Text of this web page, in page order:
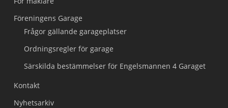
Föreningens Garage
Frågor gällande garageplatser
Ordningsregler för garage
Särskilda bestämmelser för Engelsmannen 4 Garaget
Kontakt
Nyhetsarkiv